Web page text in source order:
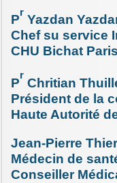
P
r
Yazdan
Chef su service
CHU Bichat Paris
P
r
Chritian
Président de la
Haute Autorité
Jean-Pierre
Médecin de
Conseiller